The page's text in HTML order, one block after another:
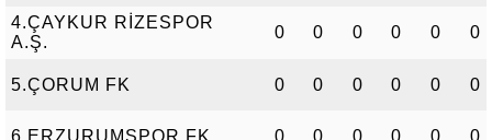
4.ÇAYKUR RİZESPOR
A.Ş.
0 0 0 0 0 0
5.ÇORUM FK 0 0 0 0 0 0